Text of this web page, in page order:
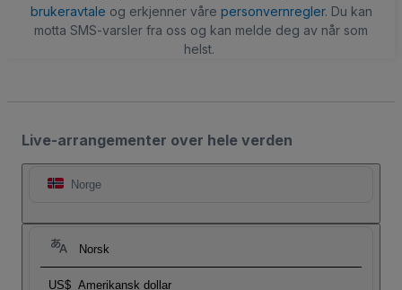
brukeravtale og erkjenner våre personvernregler. Du kan
motta SMS-varsler fra oss og kan melde deg av når som
helst.
Live-arrangementer over hele verden
Norge
Norsk
US$ Amerikansk dollar